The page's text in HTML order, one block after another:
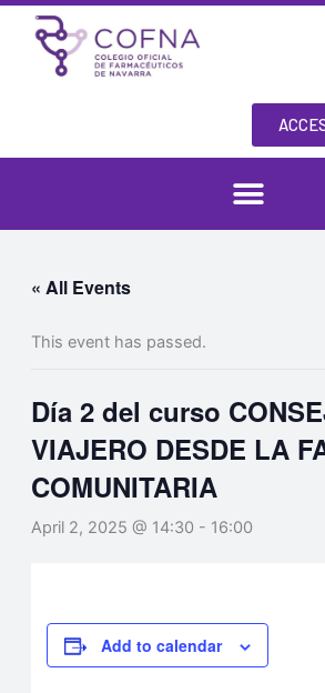
Skip
content
« All Events
This event has passed.
Día 2 del curso
VIAJERO DESDE LA
COMUNITARIA
April 2, 2025 @ 14:30 - 16:00
Add to calendar